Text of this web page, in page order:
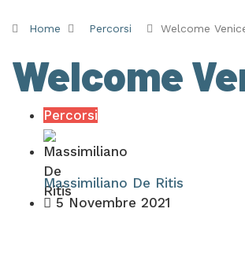
Home Percorsi Welcome
Welcome
Percorsi
Massimiliano De Ritis
5 Novembre 2021